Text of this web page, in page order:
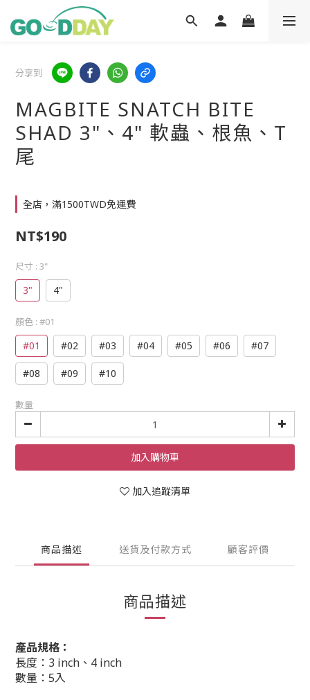
分享到
MAGBITE SNATCH BITE
SHAD 3"、4" 軟蟲、根魚、T
尾
全店，滿1500TWD免運費
NT$190
尺寸 : 3"
3" 4"
顏色 : #01
#01 #02 #03 #04 #05 #06 #07
#08 #09 #10
數量
加入購物車
加入追蹤清單
商品描述 送貨及付款方式 顧客評價
商品描述
產品規格：
長度：3 inch、4 inch
數量：5入